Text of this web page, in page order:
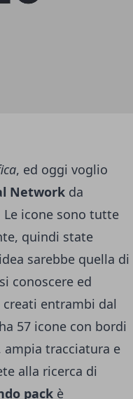
, ed oggi voglio
Network da
icone sono tutte
quindi state
sarebbe quella di
conoscere ed
entrambi dal
ha 57 icone con bordi
tracciatura e
alla ricerca di
pack è